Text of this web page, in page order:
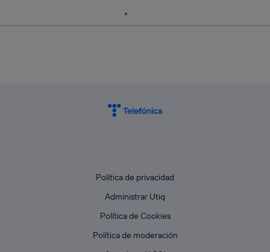
Política de privacidad
Administrar Utiq
Política de Cookies
Política de moderación